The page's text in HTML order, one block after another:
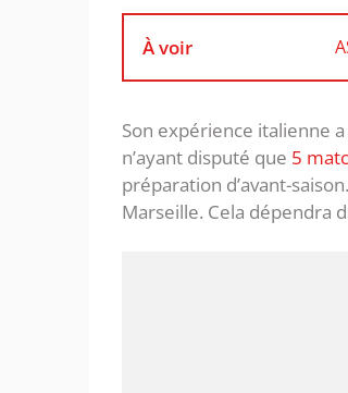
À voir
Son expérience italienne
n’ayant disputé que 5
préparation d’avant-
Marseille. Cela dépendra